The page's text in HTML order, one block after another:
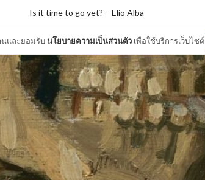
นและยอมรับนโยบายความเป็นส่วนตัว เพื่อใช้บริการเว็บไซต์
Is it time to go yet? – Elio Alba